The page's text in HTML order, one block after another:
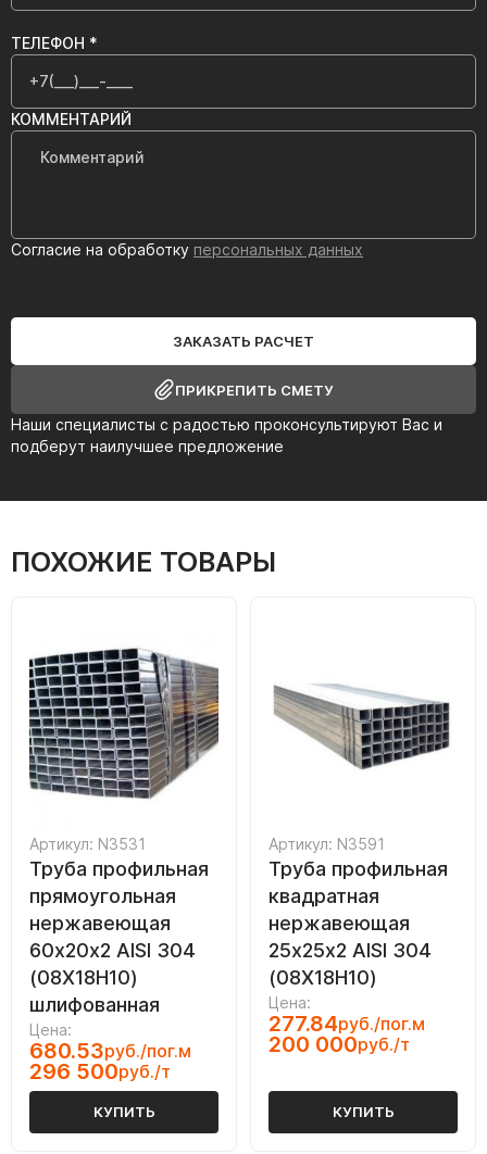
Наши специалисты с радостью проконсультируют Вас и
подберут наилучшее предложение
ТЕЛЕФОН *
КОММЕНТАРИЙ
Согласие на обработку персональных данных
ЗАКАЗАТЬ РАСЧЕТ
ПРИКРЕПИТЬ СМЕТУ
ПОХОЖИЕ ТОВАРЫ
Артикул: N3531
Труба профильная
прямоугольная
нержавеющая
60х20х2 AISI 304
(08Х18Н10)
шлифованная
Цена:
680.53руб./пог.м
296 500руб./т
КУПИТЬ
Артикул: N3591
Труба профильная
квадратная
нержавеющая
25х25х2 AISI 304
(08Х18Н10)
Цена:
277.84руб./пог.м
200 000руб./т
КУПИТЬ